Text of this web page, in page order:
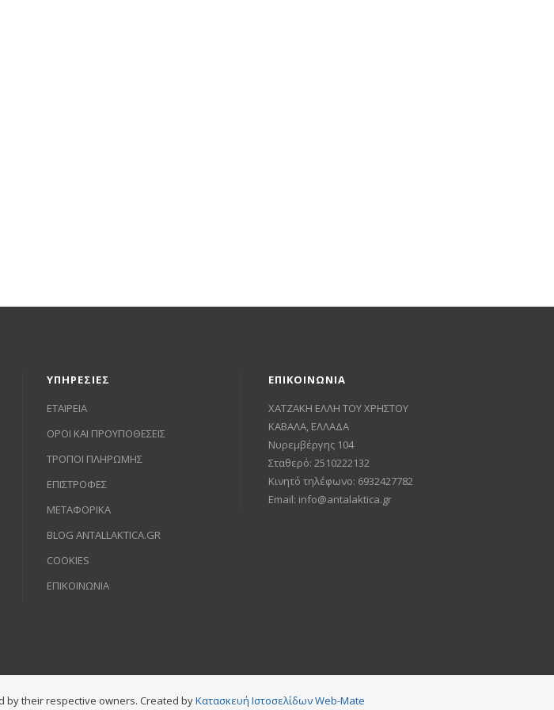
ΥΠΗΡΕΣΙΕΣ
ΕΤΑΙΡΕΙΑ
ΟΡΟΙ ΚΑΙ ΠΡΟΥΠΟΘΕΣΕΙΣ
ΤΡΟΠΟΙ ΠΛΗΡΩΜΗΣ
ΕΠΙΣΤΡΟΦΕΣ
ΜΕΤΑΦΟΡΙΚΑ
BLOG ANTALLAKTICA.GR
COOKIES
ΕΠΙΚΟΙΝΩΝΙΑ
ΕΠΙΚΟΙΝΩΝΙΑ
ΧΑΤΖΑΚΗ ΕΛΛΗ ΤΟΥ ΧΡΗΣΤΟΥ
ΚΑΒΑΛΑ, ΕΛΛΑΔΑ
Νυρεμβέργης 104
Σταθερό: 2510222132
Κινητό τηλέφωνο: 6932427782
Email: info@antalaktica.gr
by their respective owners. Created byΚατασκευή Ιστοσελίδων Web-Mate